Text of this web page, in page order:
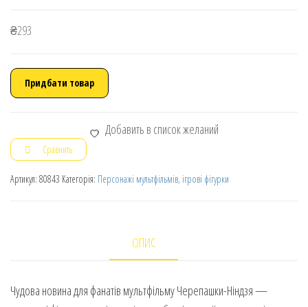
₴293
Придбати товар
Добавить в список желаний
Сравнить
Артикул: 80843 Категорія: Персонажі мультфільмів, ігрові фігурки
ОПИС
Чудова новина для фанатів мультфільму Черепашки-Ніндзя —